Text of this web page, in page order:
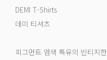
DEMI T-Shirts
데미 티셔츠
피그먼트 염색 특유의 빈티지한